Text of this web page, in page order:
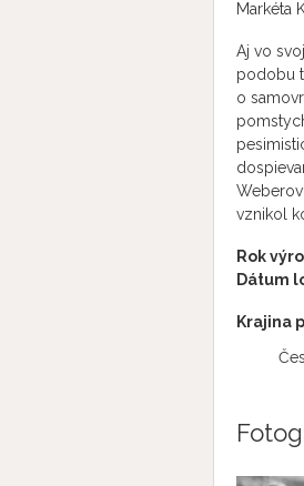
Markéta
Aj vo
podobu
o
vznikol
Rok
Dátum
Krajina